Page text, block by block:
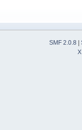
SMF 2.0.8